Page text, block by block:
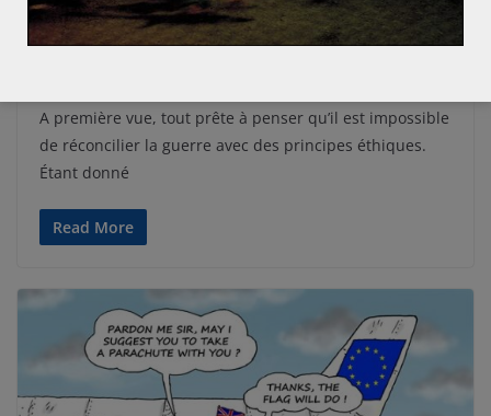
Sophie GUILLERMIN-GOLET 11 août 2016 1 Comment
Qu’est-ce que la doctrine de la guerre juste
A première vue, tout prête à penser qu’il est impossible
de réconcilier la guerre avec des principes éthiques.
Étant donné
Read More